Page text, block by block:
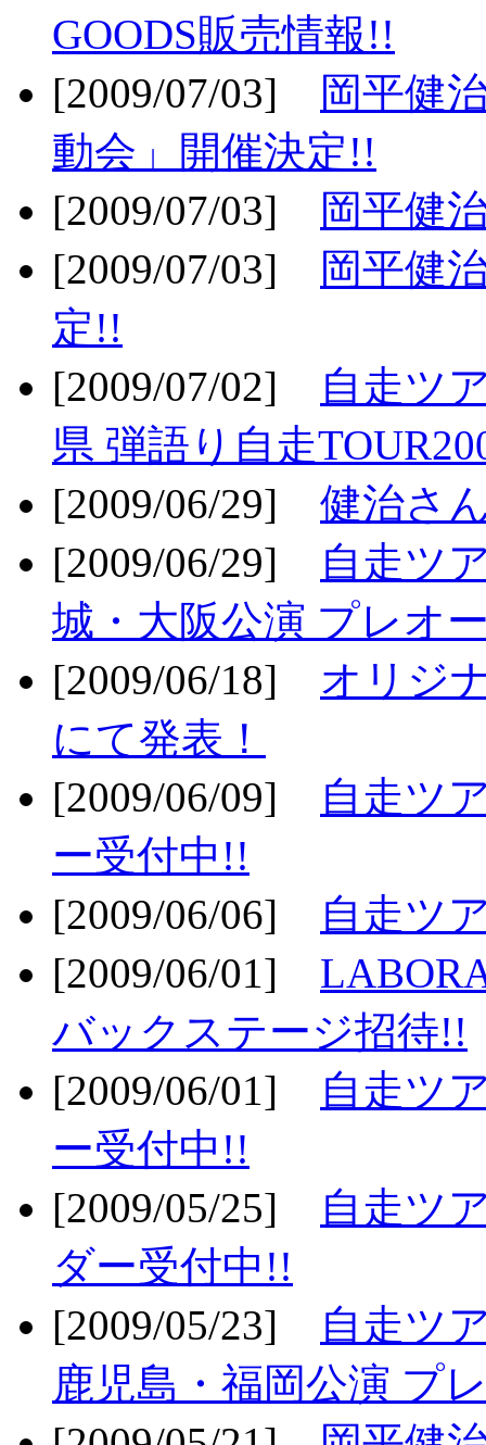
GOODS販売情報!!
[2009/07/03]
岡平健
動会」開催決定!!
[2009/07/03]
岡平健
[2009/07/03]
岡平健
定!!
[2009/07/02]
自走ツ
県 弾語り自走
[2009/06/29] 健治さ
[2009/06/29]
自走ツ
城・大阪公演 プレオ
[2009/06/18] オリジ
にて発表！
[2009/06/09]
自走ツ
ー受付中!!
[2009/06/06]
自走ツ
[2009/06/01]
バックステージ招待!!
[2009/06/01]
自走ツ
ー受付中!!
[2009/05/25]
自走ツ
ダー受付中!!
[2009/05/23]
自走ツ
鹿児島・福岡公演 プ